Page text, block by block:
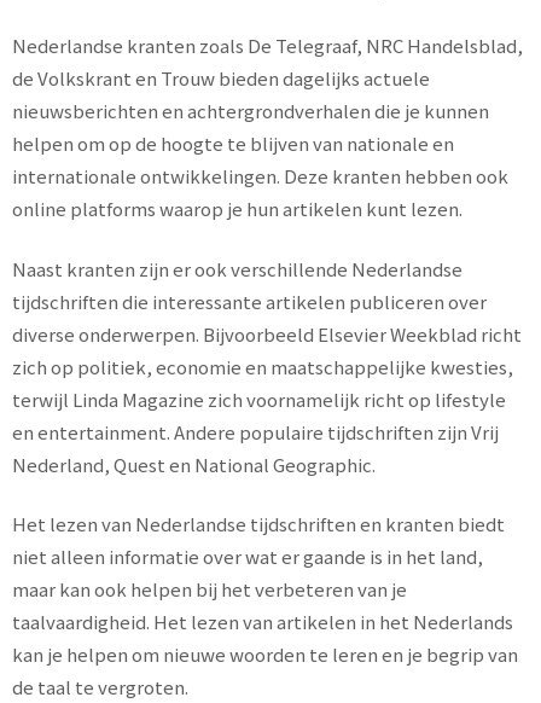
Nederlandse kranten zoals De Telegraaf, NRC Handelsblad,
de Volkskrant en Trouw bieden dagelijks actuele
nieuwsberichten en achtergrondverhalen die je kunnen
helpen om op de hoogte te blijven van nationale en
internationale ontwikkelingen. Deze kranten hebben ook
online platforms waarop je hun artikelen kunt lezen.
Naast kranten zijn er ook verschillende Nederlandse
tijdschriften die interessante artikelen publiceren over
diverse onderwerpen. Bijvoorbeeld Elsevier Weekblad richt
zich op politiek, economie en maatschappelijke kwesties,
terwijl Linda Magazine zich voornamelijk richt op lifestyle
en entertainment. Andere populaire tijdschriften zijn Vrij
Nederland, Quest en National Geographic.
Het lezen van Nederlandse tijdschriften en kranten biedt
niet alleen informatie over wat er gaande is in het land,
maar kan ook helpen bij het verbeteren van je
taalvaardigheid. Het lezen van artikelen in het Nederlands
kan je helpen om nieuwe woorden te leren en je begrip van
de taal te vergroten.